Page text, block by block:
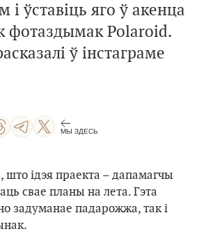
і ўставіць яго ў акенца
фотаздымак Polaroid.
ў інстаграме
МЫ ЗДЕСЬ
што ідэя праекта – дапамагчы
свае планы на лета. Гэта
задуманае падарожжа, так і